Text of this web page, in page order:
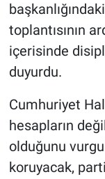
toplantısının
içerisinde
duyurdu.
Cumhuriyet
hesapların
olduğunu
koruyacak,